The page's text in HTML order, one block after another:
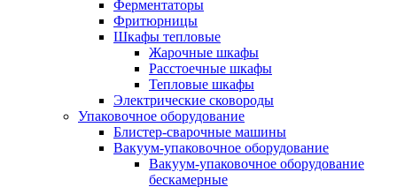
Ферментаторы
Фритюрницы
Шкафы тепловые
Жарочные шкафы
Расстоечные шкафы
Тепловые шкафы
Электрические сковороды
Упаковочное оборудование
Блистер-сварочные машины
Вакуум-упаковочное оборудование
Вакуум-упаковочное оборудование
беcкамерные